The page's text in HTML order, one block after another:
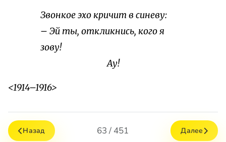
Звонкое эхо кричит в синеву:
– Эй ты, откликнись, кого я
зову!
Ау!
<1914–1916>
Назад 63 / 451 Далее